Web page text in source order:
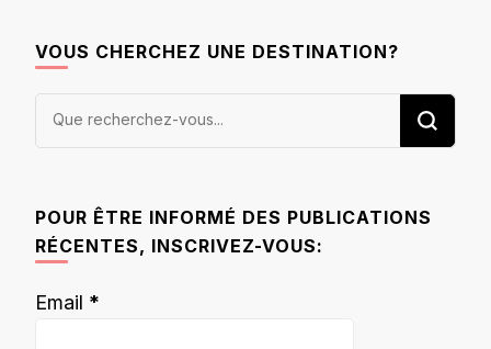
VOUS CHERCHEZ UNE DESTINATION?
Vous
POUR ÊTRE INFORMÉ DES PUBLICATIONS
RÉCENTES, INSCRIVEZ-VOUS:
Email *